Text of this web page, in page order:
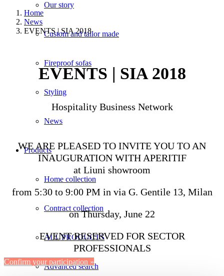
Our story
Custom and tailor made
Fireproof sofas
Styling
News
Products
Home collection
Contract collection
ALL PRODUCTS
Advanced search
Home
News
EVENTS | SIA 2018
EVENTS | SIA 2018
Hospitality Business Network
WE ARE PLEASED TO INVITE YOU TO AN
INAUGURATION WITH APERITIF
at Liuni showroom
from 5:30 to 9:00 PM in via G. Gentile 13, Milan
on Thursday, June 22
EVENT RESERVED FOR SECTOR
PROFESSIONALS
Confirm your participation »